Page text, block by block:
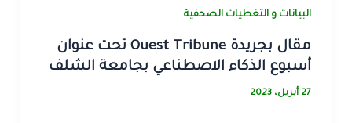
البيانات و التغطيات الصحفية
مقال بجريدة Ouest Tribune تحت عنوان
أسبوع الذكاء الاصطناعي بجامعة الشلف
27 أبريل، 2023